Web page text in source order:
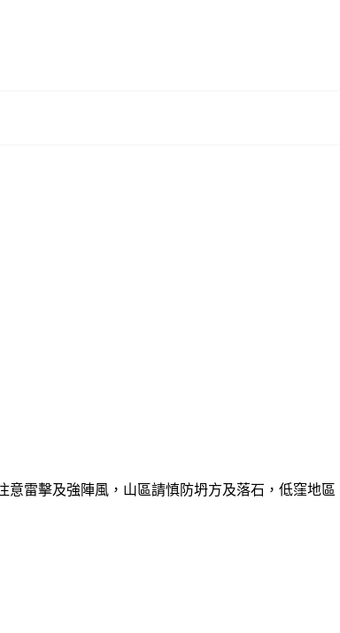
雷擊及強陣風，山區請慎防坍方及落石，低窪地區